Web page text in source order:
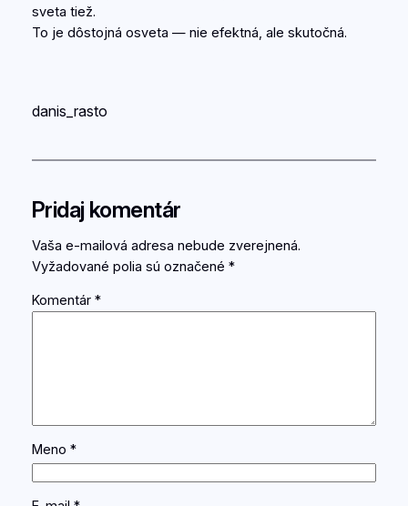
sveta tiež.
To je dôstojná osveta — nie efektná, ale skutočná.
danis_rasto
Pridaj komentár
Vaša e-mailová adresa nebude zverejnená.
Vyžadované polia sú označené *
Komentár *
Meno *